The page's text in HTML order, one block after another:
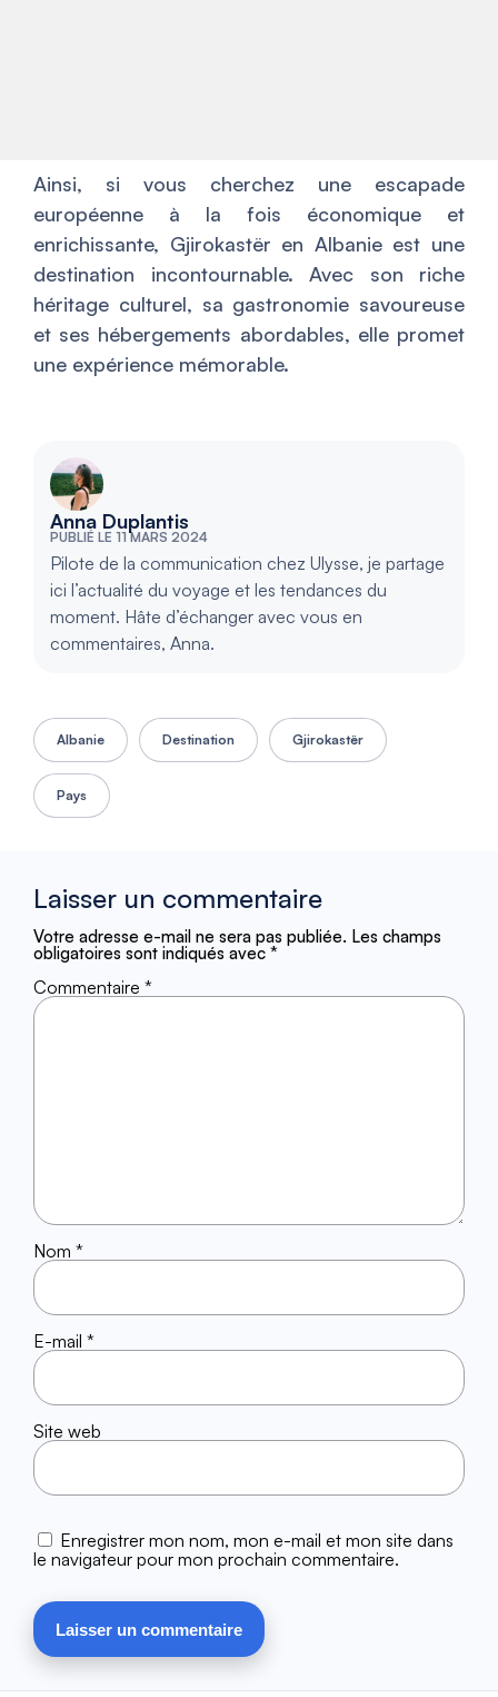
Ainsi, si vous cherchez une escapade
européenne à la fois économique et
enrichissante, Gjirokastër en Albanie est une
destination incontournable. Avec son riche
héritage culturel, sa gastronomie savoureuse
et ses hébergements abordables, elle promet
une expérience mémorable.
Anna Duplantis
PUBLIÉ LE 11 MARS 2024
Pilote de la communication chez Ulysse, je partage
ici l’actualité du voyage et les tendances du
moment. Hâte d’échanger avec vous en
commentaires, Anna.
Albanie Destination Gjirokastër
Pays
Laisser un commentaire
Votre adresse e-mail ne sera pas publiée. Les champs
obligatoires sont indiqués avec *
Commentaire *
Nom *
E-mail *
Site web
Enregistrer mon nom, mon e-mail et mon site dans
le navigateur pour mon prochain commentaire.